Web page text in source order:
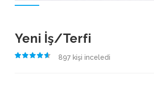
Yeni İş/Terfi
897 kişi inceledi